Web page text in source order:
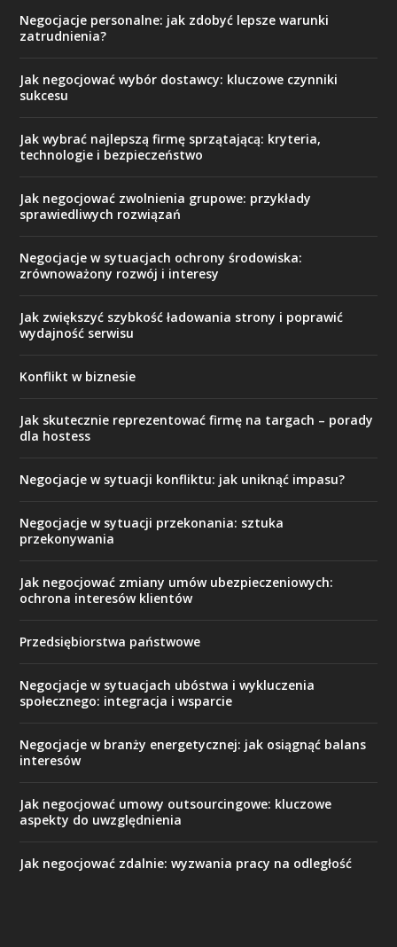
Negocjacje personalne: jak zdobyć lepsze warunki
zatrudnienia?
Jak negocjować wybór dostawcy: kluczowe czynniki
sukcesu
Jak wybrać najlepszą firmę sprzątającą: kryteria,
technologie i bezpieczeństwo
Jak negocjować zwolnienia grupowe: przykłady
sprawiedliwych rozwiązań
Negocjacje w sytuacjach ochrony środowiska:
zrównoważony rozwój i interesy
Jak zwiększyć szybkość ładowania strony i poprawić
wydajność serwisu
Konflikt w biznesie
Jak skutecznie reprezentować firmę na targach – porady
dla hostess
Negocjacje w sytuacji konfliktu: jak uniknąć impasu?
Negocjacje w sytuacji przekonania: sztuka
przekonywania
Jak negocjować zmiany umów ubezpieczeniowych:
ochrona interesów klientów
Przedsiębiorstwa państwowe
Negocjacje w sytuacjach ubóstwa i wykluczenia
społecznego: integracja i wsparcie
Negocjacje w branży energetycznej: jak osiągnąć balans
interesów
Jak negocjować umowy outsourcingowe: kluczowe
aspekty do uwzględnienia
Jak negocjować zdalnie: wyzwania pracy na odległość